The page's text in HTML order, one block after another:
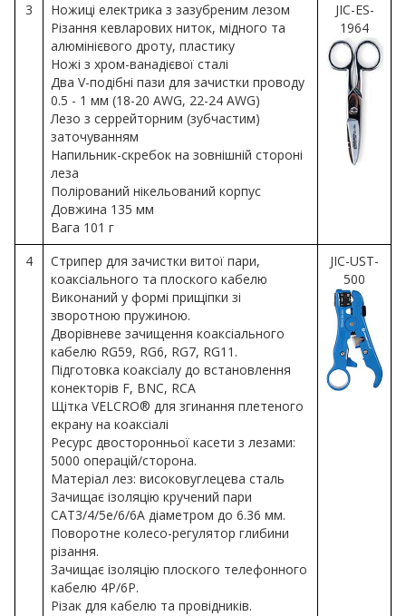
3
Ножиці електрика з зазубреним лезом
Різання кевларових ниток, мідного та
алюмінієвого дроту, пластику
Ножі з хром-ванадієвої сталі
Два V-подібні пази для зачистки проводу
0.5 - 1 мм (18-20 AWG, 22-24 AWG)
Лезо з серрейторним (зубчастим)
заточуванням
Напильник-скребок на зовнішній стороні
леза
Полірований нікельований корпус
Довжина 135 мм
Вага 101 г
JIC-ES-
1964
4
Стрипер для зачистки витої пари,
коаксіального та плоского кабелю
Виконаний у формі прищіпки зі
зворотною пружиною.
Дворівневе зачищення коаксіального
кабелю RG59, RG6, RG7, RG11.
Підготовка коаксіалу до встановлення
конекторів F, BNC, RCA
Щітка VELCRO® для згинання плетеного
екрану на коаксіалі
Ресурс двосторонньої касети з лезами:
5000 операцій/сторона.
Матеріал лез: високовуглецева сталь
Зачищає ізоляцію кручений пари
CAT3/4/5е/6/6A діаметром до 6.36 мм.
Поворотне колесо-регулятор глибини
різання.
Зачищає ізоляцію плоского телефонного
кабелю 4P/6P.
Різак для кабелю та провідників.
JIC-UST-
500